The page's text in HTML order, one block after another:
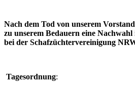
Nach dem Tod von unserem
zu unserem Bedauern eine Nachwahl
bei der Schafzüchtervereinigung
Tagesordnung: